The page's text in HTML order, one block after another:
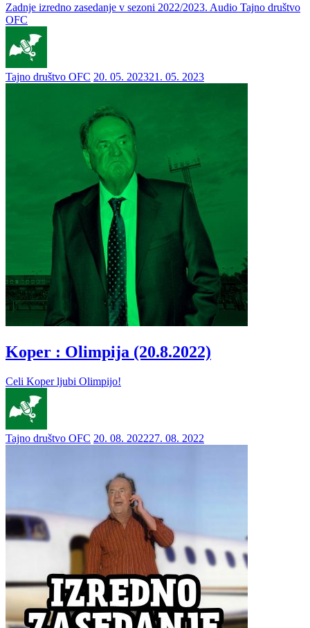
Zadnje izredno zasedanje v sezoni 2022/2023. Audio Tajno društvo
OFC
Tajno društvo OFC 20. 05. 202321. 05. 2023
Koper : Olimpija (20.8.2022)
Celi Koper ljubi Olimpijo!
Tajno društvo OFC 20. 08. 202227. 08. 2022